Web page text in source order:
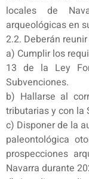
locales de
arqueológicas en
2.2. Deberán
a) Cumplir los
13 de la Ley
Subvenciones.
b) Hallarse al
tributarias y con la
c) Disponer de la
paleontológica
prospecciones
Navarra durante